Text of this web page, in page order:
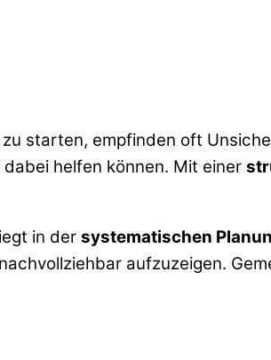
starten, empfinden oft
helfen können. Mit einer
in der systematischen
aufzuzeigen.